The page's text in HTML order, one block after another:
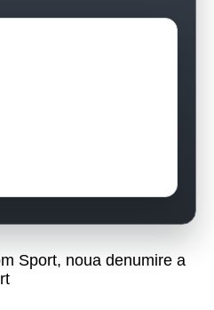
Sport, noua denumire a